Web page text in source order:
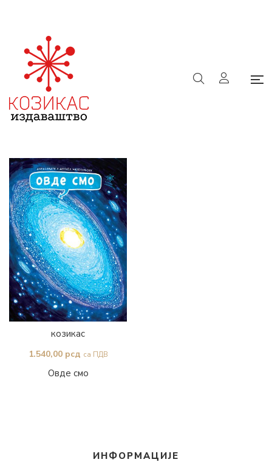
Почетна / е-Књижара
Овде смо
козикас
1.540,00 рсд са ПДВ
ИНФОРМАЦИЈЕ